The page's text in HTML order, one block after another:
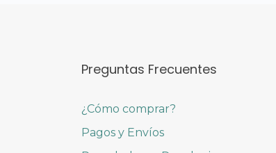
Preguntas Frecuentes
¿Cómo comprar?
Pagos y Envíos